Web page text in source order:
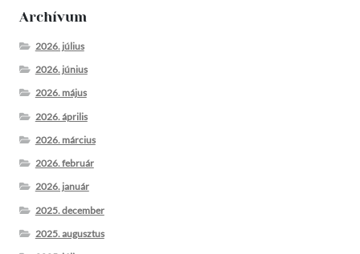
Archívum
2026. július
2026. június
2026. május
2026. április
2026. március
2026. február
2026. január
2025. december
2025. augusztus